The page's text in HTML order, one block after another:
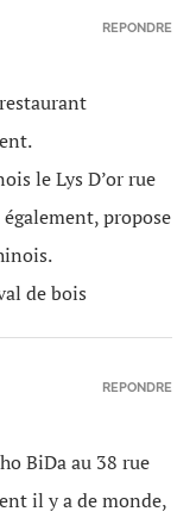
le Lys D’or rue
propose
de bois
REPONDRE
BiDa au 38 rue
il y a de monde,
REPONDRE